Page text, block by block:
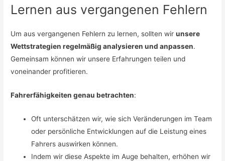
Lernen aus vergangenen Fehlern
Um aus vergangenen Fehlern zu lernen, sollten wirunsere
Wettstrategien regelmäßig analysieren und anpassen.
Gemeinsam können wir unsere Erfahrungen teilen und
voneinander profitieren.
Fahrerfähigkeiten genau betrachten:
Oft unterschätzen wir, wie sich Veränderungen im Team
oder persönliche Entwicklungen auf die Leistung eines
Fahrers auswirken können.
Indem wir diese Aspekte im Auge behalten, erhöhen wir